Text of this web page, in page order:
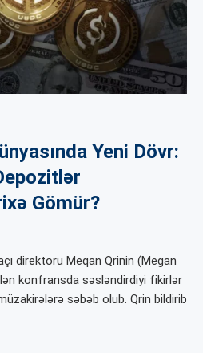
Yeni Dövr:
Gömür?
direktoru Meqan Qrinin (Megan
konfransda səsləndirdiyi fikirlər
səbəb olub. Qrin bildirib